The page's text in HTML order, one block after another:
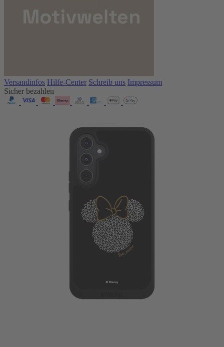
Versandinfos Hilfe-Center Schreib uns Impressum
Sicher bezahlen